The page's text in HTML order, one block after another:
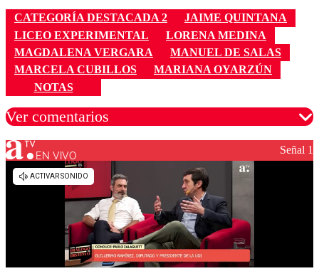
CATEGORÍA DESTACADA 2
JAIME QUINTANA
LICEO EXPERIMENTAL
LORENA MEDINA
MAGDALENA VERGARA
MANUEL DE SALAS
MARCELA CUBILLOS
MARIANA OYARZÚN
NOTAS
Ver comentarios
Los comentarios son moderados para garantizar un
diálogo respetuoso.
EN VIVO Señal 1